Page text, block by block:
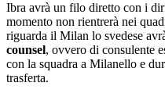
Ibra avrà un filo diretto con i
momento non rientrerà nei
riguarda il Milan lo svedese
counsel, ovvero di consulente
con la squadra a Milanello e
trasferta.